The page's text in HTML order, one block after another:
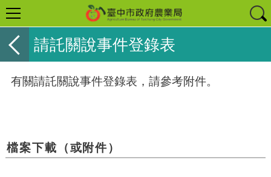
請託關說事件登錄表
有關請託關說事件登錄表，請參考附件。
檔案下載（或附件）